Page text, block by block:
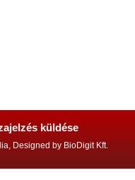
küldése
Designed by BioDigit Kft.